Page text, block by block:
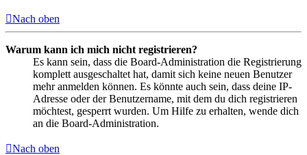
Nach oben
Warum kann ich mich nicht registrieren?
Es kann sein, dass die Board-Administration die Registrierung
komplett ausgeschaltet hat, damit sich keine neuen Benutzer
mehr anmelden können. Es könnte auch sein, dass deine IP-
Adresse oder der Benutzername, mit dem du dich registrieren
möchtest, gesperrt wurden. Um Hilfe zu erhalten, wende dich
an die Board-Administration.
Nach oben